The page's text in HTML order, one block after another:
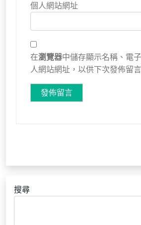
個人網站網址
在瀏覽器中儲存顯示名稱、電
人網站網址，以供下次發佈留
搜尋